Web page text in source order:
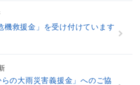
機救援金」を受け付けています
らの大雨災害義援金」へのご協